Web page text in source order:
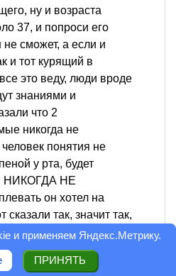
ну и возраста
37, и попроси его
не сможет, а если и
и тот курящий в
это веду, люди вроде
знаниями и
что 2
никогда не
понятия не
у рта, будет
НИКОГДА НЕ
он хотел на
сказали так, значит так,
может быть
забыли, да и не
спит. похожих
и применяем Яндекс.Метрику.
ПРИНЯТЬ